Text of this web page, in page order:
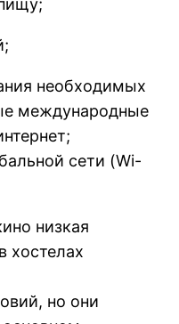
необходимых
международные
сети (Wi-
низкая
хостелах
но они